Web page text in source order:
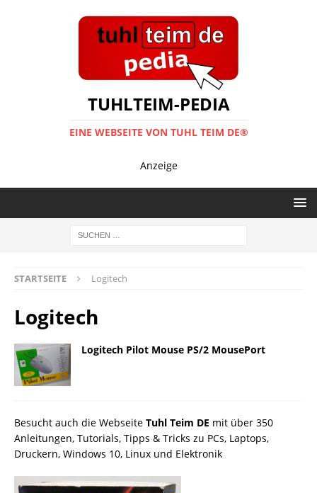
TUHLTEIM-PEDIA
EINE WEBSEITE VON TUHL TEIM DE®
Anzeige
STARTSEITE Logitech
Logitech
Logitech Pilot Mouse PS/2 MousePort
Besucht auch die Webseite Tuhl Teim DE mit über 350
Anleitungen, Tutorials, Tipps & Tricks zu PCs, Laptops,
Druckern, Windows 10, Linux und Elektronik